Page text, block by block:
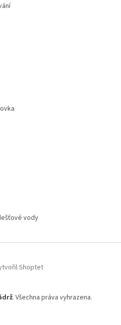
vody
Shoptet
. Všechna práva vyhrazena.